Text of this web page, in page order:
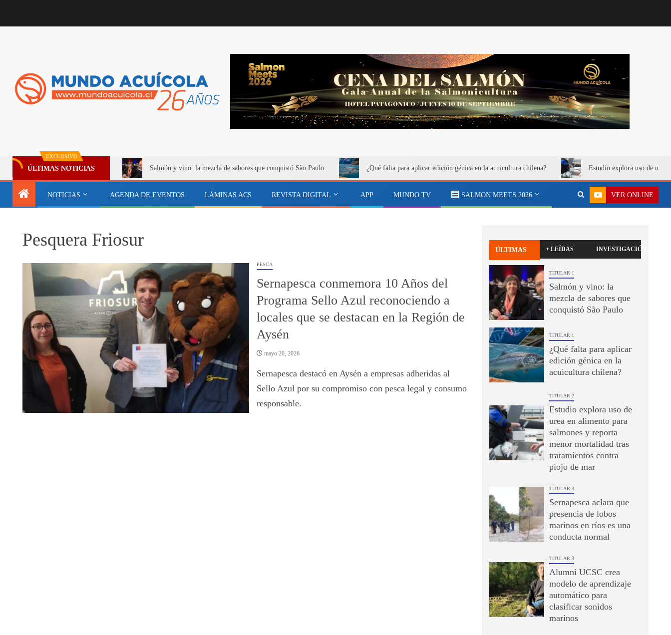
EXCLUSIVO
ÚLTIMAS NOTICIAS Salmón y vino: la mezcla de sabores que conquistó São Paulo ¿Qué falta para aplicar edición génica en la acuicultura chilena? Estudio explora uso de urea
NOTICIAS AGENDA DE EVENTOS LÁMINAS ACS REVISTA DIGITAL APP MUNDO TV SALMON MEETS 2026 VER ONLINE
Pesquera Friosur
PESCA
Sernapesca conmemora 10 Años del
Programa Sello Azul reconociendo a
locales que se destacan en la Región de
Aysén
mayo 20, 2026
Sernapesca destacó en Aysén a empresas adheridas al
Sello Azul por su compromiso con pesca legal y consumo
responsable.
ÚLTIMAS + LEÍDAS INVESTIGACIÓN
TITULAR 1
Salmón y vino: la
mezcla de sabores que
conquistó São Paulo
TITULAR 1
¿Qué falta para aplicar
edición génica en la
acuicultura chilena?
TITULAR 2
Estudio explora uso de
urea en alimento para
salmones y reporta
menor mortalidad tras
tratamientos contra
piojo de mar
TITULAR 3
Sernapesca aclara que
presencia de lobos
marinos en ríos es una
conducta normal
TITULAR 3
Alumni UCSC crea
modelo de aprendizaje
automático para
clasificar sonidos
marinos